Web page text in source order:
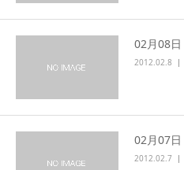
02月08日
2012.02.8
02月07日
2012.02.7